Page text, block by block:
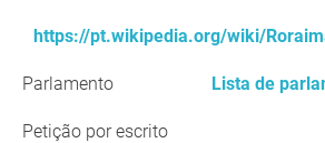
https://pt.wikipedia.org/wiki/
Parlamento Lista de
Petição por escrito